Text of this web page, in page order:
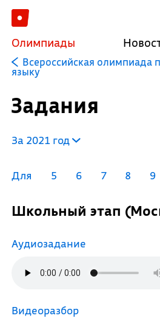
Олимпиады
Всероссийская олимпиада
языку
Задания
За 2021 год
Для 5 6 7 8 9
Школьный этап (
Аудиозадание
Видеоразбор